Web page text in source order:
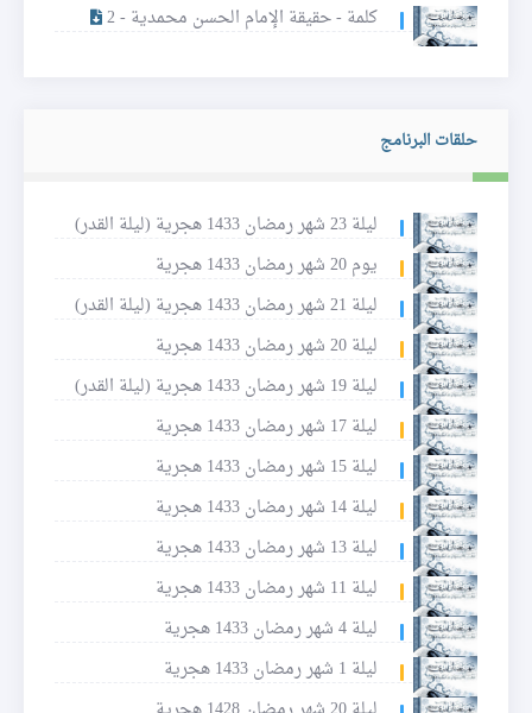
كلمة - حقيقة الإمام الحسن محمدية - 2
حلقات البرنامج
ليلة 23 شهر رمضان 1433 هجرية (ليلة القدر)
يوم 20 شهر رمضان 1433 هجرية
ليلة 21 شهر رمضان 1433 هجرية (ليلة القدر)
ليلة 20 شهر رمضان 1433 هجرية
ليلة 19 شهر رمضان 1433 هجرية (ليلة القدر)
ليلة 17 شهر رمضان 1433 هجرية
ليلة 15 شهر رمضان 1433 هجرية
ليلة 14 شهر رمضان 1433 هجرية
ليلة 13 شهر رمضان 1433 هجرية
ليلة 11 شهر رمضان 1433 هجرية
ليلة 4 شهر رمضان 1433 هجرية
ليلة 1 شهر رمضان 1433 هجرية